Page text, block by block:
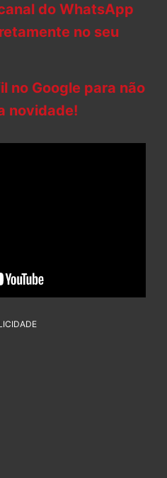
do WhatsApp
no seu
no Google para não
novidade!